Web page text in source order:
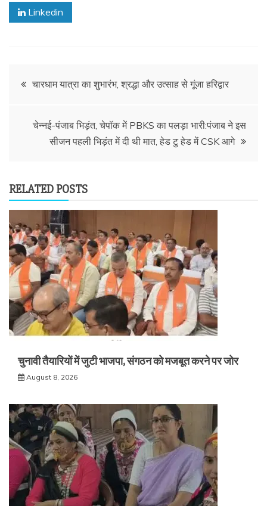
Linkedin
Postचारधाम यात्रा का शुभारंभ, श्रद्धा और उत्साह से गूंजा हरिद्वार
चेन्नई-पंजाब भिड़ंत, चेपॉक में PBKS का पलड़ा भारी:पंजाब ने इस
सीजन पहली भिड़ंत में दी थी मात, हेड टु हेड में CSK आगे
RELATED POSTS
चुनावी तैयारियों में जुटी भाजपा, संगठन को मजबूत करने पर जोर
August 8, 2026